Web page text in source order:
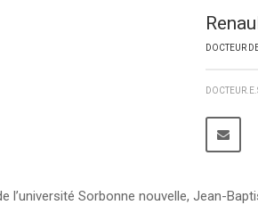
DOCTEUR
l’université Sorbonne nouvelle, Jean-